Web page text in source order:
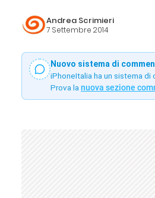
Andrea Scrimieri
7 Settembre 2014
Nuovo sistema di
iPhoneItalia ha un sistema
Prova la nuova sezione